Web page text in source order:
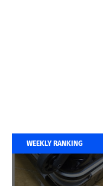
WEEKLY RANKING